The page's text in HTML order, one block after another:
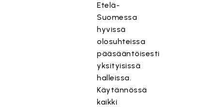
Etelä-
Suomessa
hyvissä
olosuhteissa
pääsääntöisesti
yksityisissä
halleissa.
Käytännössä
kaikki